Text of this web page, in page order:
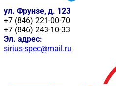
ул. Фрунзе, д. 123
+7 (846) 221-00-70
+7 (846) 243-10-33
Эл. адрес:
sirius-spec@mail.ru